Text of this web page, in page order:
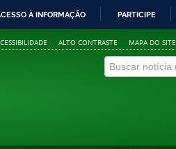
À INFORMAÇÃO PARTICIPE
ALTO CONTRASTE MAPA DO SITE